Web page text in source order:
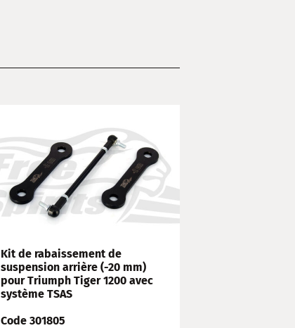
Kit de rabaissement de
suspension arrière (-20 mm)
pour Triumph Tiger 1200 avec
système TSAS
Code 301805